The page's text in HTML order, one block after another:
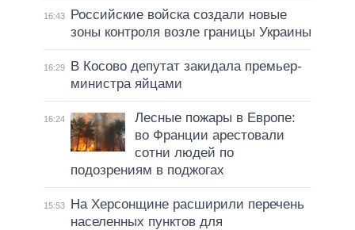
16:43
Российские войска создали новые
зоны контроля возле границы Украины
16:29
В Косово депутат закидала премьер-
министра яйцами
16:24
Лесные пожары в Европе:
во Франции арестовали
сотни людей по
подозрениям в поджогах
15:53
На Херсонщине расширили перечень
населенных пунктов для